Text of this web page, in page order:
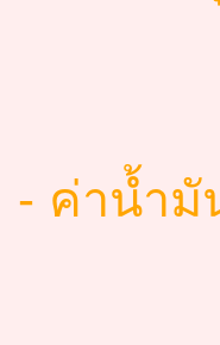
- ค่าน้ำมั